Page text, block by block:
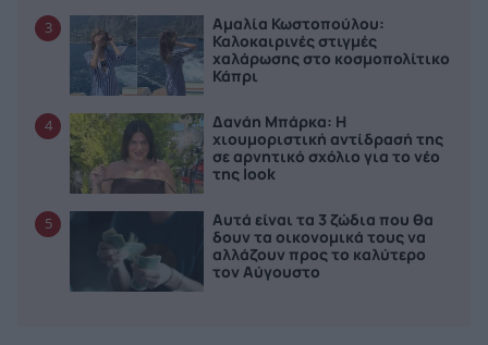
3
Αμαλία Κωστοπούλου:
Καλοκαιρινές στιγμές
χαλάρωσης στο κοσμοπολίτικο
Κάπρι
4
Δανάη Μπάρκα: Η
χιουμοριστική αντίδρασή της
σε αρνητικό σχόλιο για το νέο
της look
5
Αυτά είναι τα 3 ζώδια που θα
δουν τα οικονομικά τους να
αλλάζουν προς το καλύτερο
τον Αύγουστο